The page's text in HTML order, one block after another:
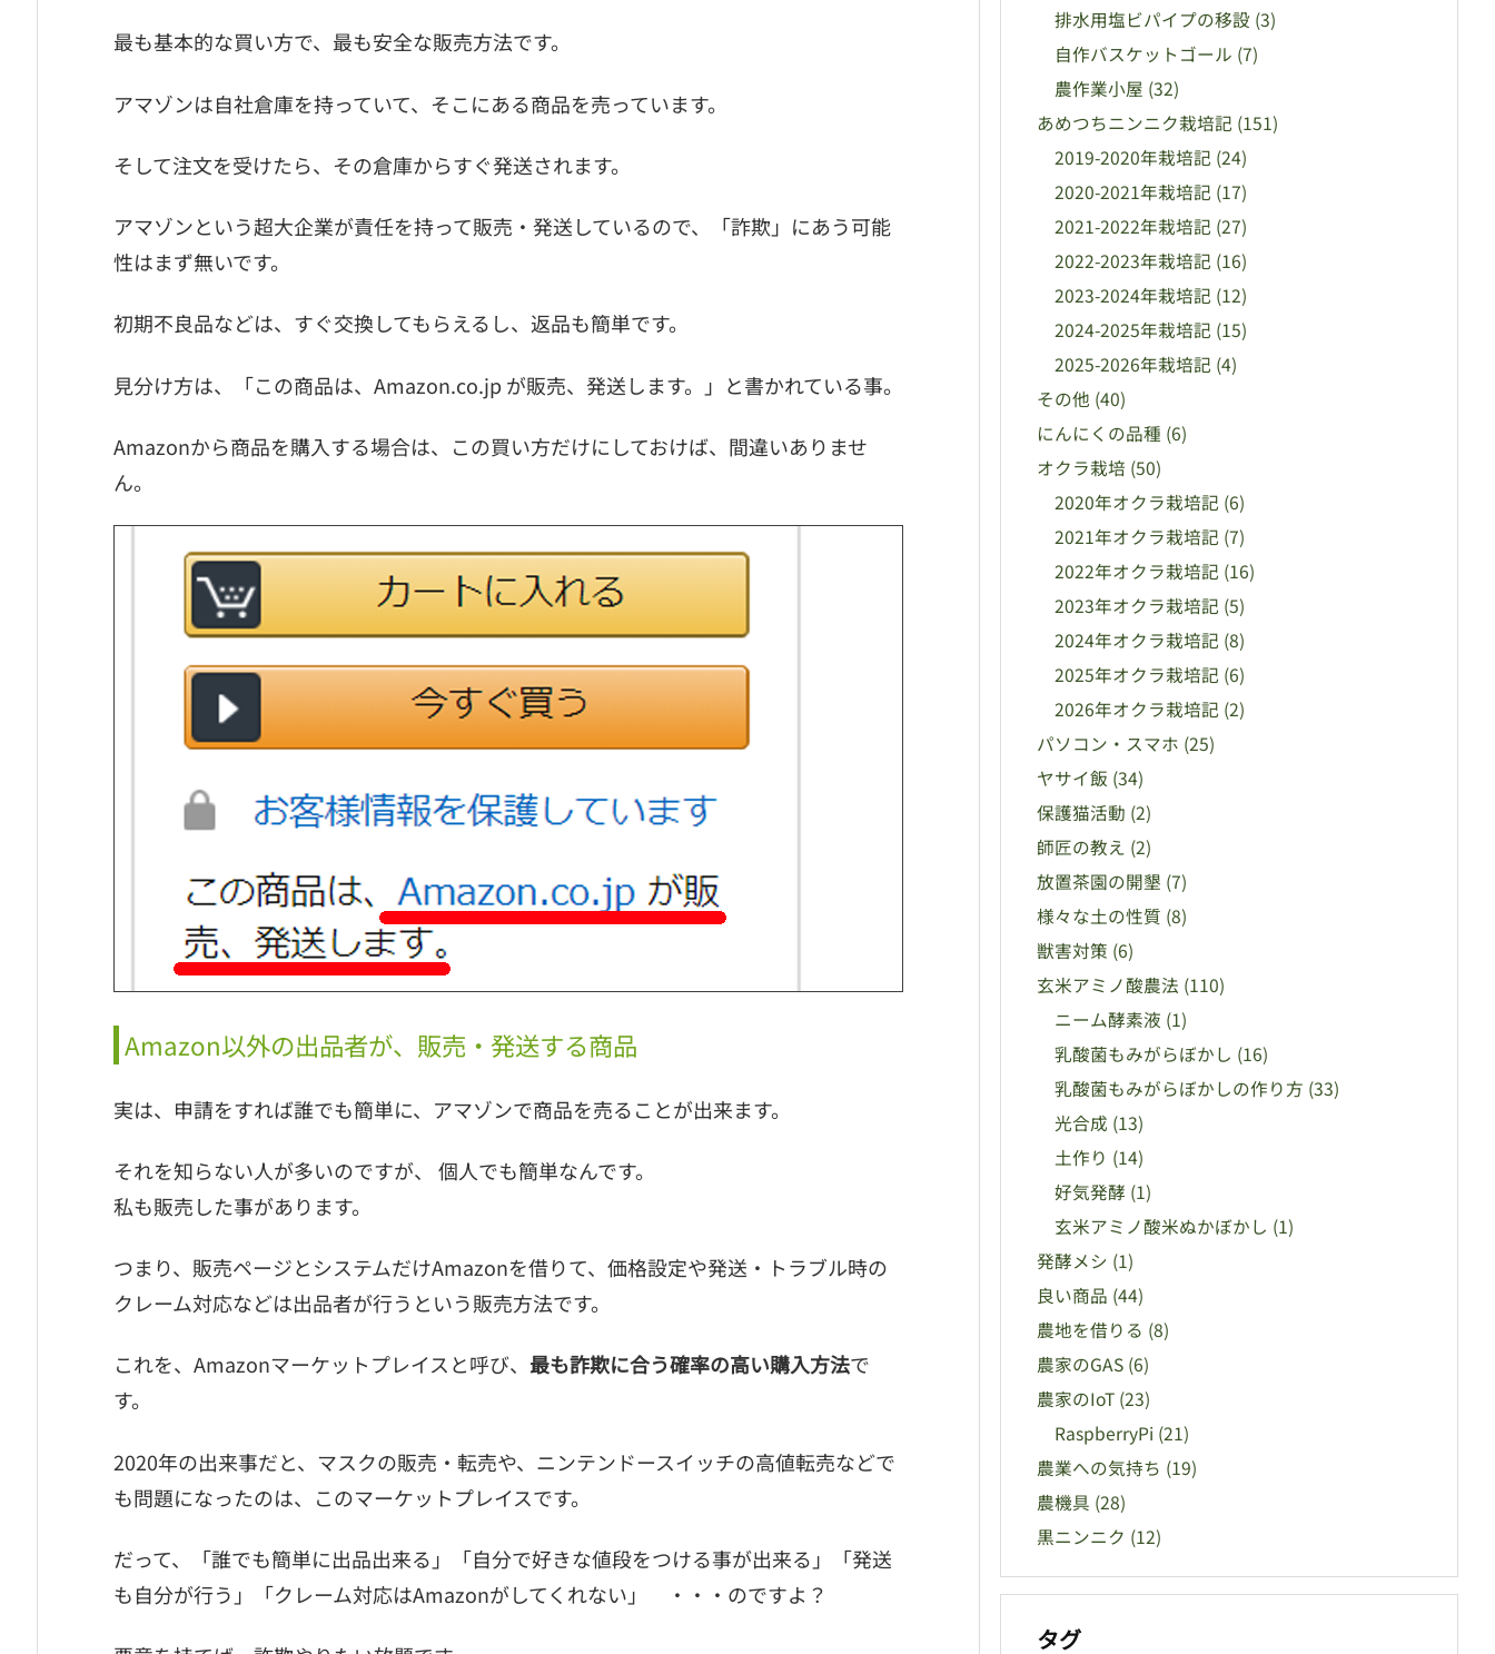
最も基本的な買い方で、最も安全な販売方法です。
アマゾンは自社倉庫を持っていて、そこにある商品を売っています。
そして注文を受けたら、その倉庫からすぐ発送されます。
アマゾンという超大企業が責任を持って販売・発送しているので、「詐欺」にあう可能
性はまず無いです。
初期不良品などは、すぐ交換してもらえるし、返品も簡単です。
見分け方は、「この商品は、Amazon.co.jp が販売、発送します。」と書かれている事。
Amazonから商品を購入する場合は、この買い方だけにしておけば、間違いありませ
ん。
Amazon以外の出品者が、販売・発送する商品
実は、申請をすれば誰でも簡単に、アマゾンで商品を売ることが出来ます。
それを知らない人が多いのですが、 個人でも簡単なんです。
私も販売した事があります。
つまり、販売ページとシステムだけAmazonを借りて、価格設定や発送・トラブル時の
クレーム対応などは出品者が行うという販売方法です。
これを、Amazonマーケットプレイスと呼び、 最も詐欺に合う確率の高い購入方法で
す。
2020年の出来事だと、マスクの販売・転売や、ニンテンドースイッチの高値転売などで
も問題になったのは、このマーケットプレイスです。
だって、「誰でも簡単に出品出来る」「自分で好きな値段をつける事が出来る」「発送
も自分が行う」「クレーム対応はAmazonがしてくれない」 ・・・のですよ？
排水用塩ビパイプの移設 (3)
自作バスケットゴール (7)
農作業小屋 (32)
あめつちニンニク栽培記 (151)
2019-2020年栽培記 (24)
2020-2021年栽培記 (17)
2021-2022年栽培記 (27)
2022-2023年栽培記 (16)
2023-2024年栽培記 (12)
2024-2025年栽培記 (15)
2025-2026年栽培記 (4)
その他 (40)
にんにくの品種 (6)
オクラ栽培 (50)
2020年オクラ栽培記 (6)
2021年オクラ栽培記 (7)
2022年オクラ栽培記 (16)
2023年オクラ栽培記 (5)
2024年オクラ栽培記 (8)
2025年オクラ栽培記 (6)
2026年オクラ栽培記 (2)
パソコン・スマホ (25)
ヤサイ飯 (34)
保護猫活動 (2)
師匠の教え (2)
放置茶園の開墾 (7)
様々な土の性質 (8)
獣害対策 (6)
玄米アミノ酸農法 (110)
ニーム酵素液 (1)
乳酸菌もみがらぼかし (16)
乳酸菌もみがらぼかしの作り方 (33)
光合成 (13)
土作り (14)
好気発酵 (1)
玄米アミノ酸米ぬかぼかし (1)
発酵メシ (1)
良い商品 (44)
農地を借りる (8)
農家のGAS (6)
農家のIoT (23)
RaspberryPi (21)
農業への気持ち (19)
農機具 (28)
黒ニンニク (12)
タグ